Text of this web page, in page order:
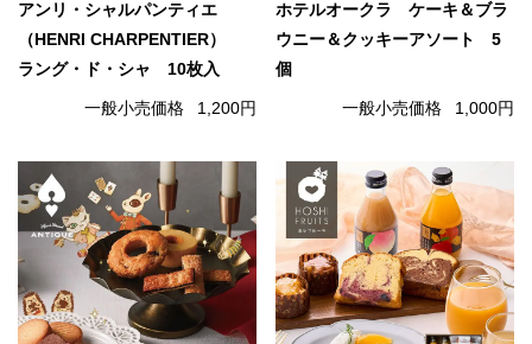
アンリ・シャルパンティエ
（HENRI CHARPENTIER）
ラング・ド・シャ 10枚入
一般小売価格 1,200円
ホテルオークラ ケーキ＆ブラ
ウニー＆クッキーアソート 5
個
一般小売価格 1,000円